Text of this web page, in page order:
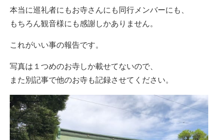
本当に巡礼者にもお寺さんにも同行メンバーにも、
もちろん観音様にも感謝しかありません。
これがいい事の報告です。
写真は１つめのお寺しか載せてないので、
また別記事で他のお寺も記録させてください。